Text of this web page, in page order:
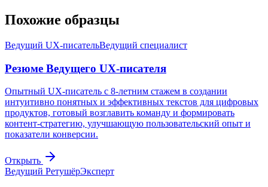
Похожие образцы
Ведущий UX-писательВедущий специалист
Резюме Ведущего UX-писателя
Опытный UX-писатель с 8-летним стажем в создании
интуитивно понятных и эффективных текстов для цифровых
продуктов, готовый возглавить команду и формировать
контент-стратегию, улучшающую пользовательский опыт и
показатели конверсии.
Открыть
Ведущий РетушёрЭксперт